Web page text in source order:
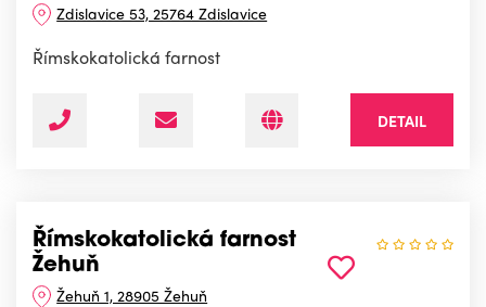
Zdislavice 53, 25764 Zdislavice
Římskokatolická farnost
DETAIL
Římskokatolická farnost
Žehuň
Žehuň 1, 28905 Žehuň